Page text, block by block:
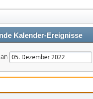
Kalender-Ereignisse
an